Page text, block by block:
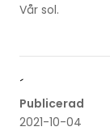
Vår sol.
´
Publicerad
2021-10-04